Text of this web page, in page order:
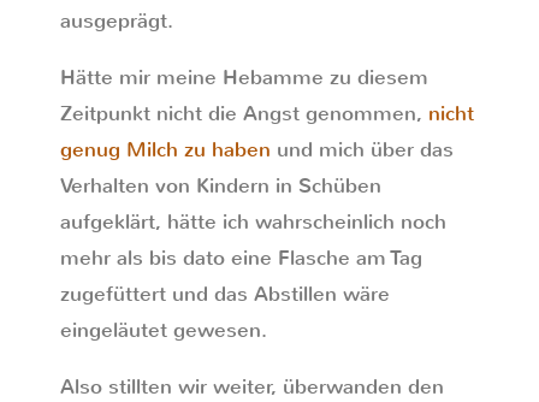
ausgeprägt.
Hätte mir meine Hebamme zu diesem
Zeitpunkt nicht die Angst genommen, nicht
genug Milch zu haben und mich über das
Verhalten von Kindern in Schüben
aufgeklärt, hätte ich wahrscheinlich noch
mehr als bis dato eine Flasche am Tag
zugefüttert und das Abstillen wäre
eingeläutet gewesen.
Also stillten wir weiter, überwanden den